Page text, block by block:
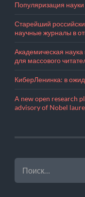
Популяризация
Старейший
научные журналы в
Академическая наука
для массового
КиберЛенинка: в
A new open research
advisory of Nobel
НАЙТИ: